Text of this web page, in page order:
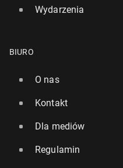
Wydarzenia
BIURO
O nas
Kontakt
Dla mediów
Regulamin